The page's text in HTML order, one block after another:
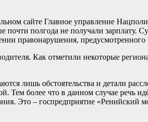
сайте Главное управление
почти полгода не получали
правонарушения,
Как отметили некоторые
лишь обстоятельства и детали
Тем более что в данном случае речь
Это – госпредприятие